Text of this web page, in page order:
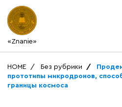
«Znanie»
HOME Без рубрики
прототипы микродронов,
границы космоса